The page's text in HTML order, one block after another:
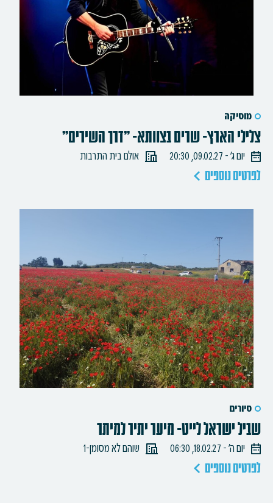
מוסיקה
צלילי הארץ- שרים בצוותא- "דרך השירים"
יום ג׳ - 09.02.27, 20:30 אולם בית התרבות
לפרטים נוספים
סיורים
שביל ישראל לייט- מיער יתיר למיתר
יום ה׳ - 18.02.27, 06:30 שוהם לא מסומן-1
לפרטים נוספים